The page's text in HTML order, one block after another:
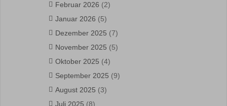
Februar 2026 (2)
Januar 2026 (5)
Dezember 2025 (7)
November 2025 (5)
Oktober 2025 (4)
September 2025 (9)
August 2025 (3)
Juli 2025 (8)